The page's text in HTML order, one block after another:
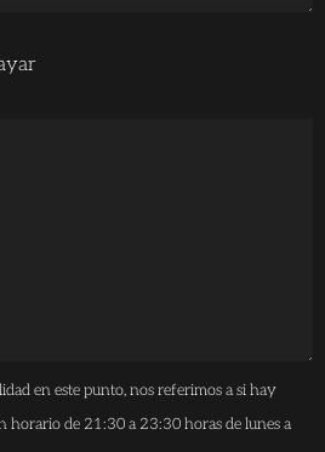
en este punto, nos referimos a si hay
horario de 21:30 a 23:30 horas de lunes a